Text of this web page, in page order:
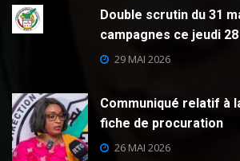
Double scrutin du 31
campagnes ce jeudi
29 MAI 2026
Communiqué relatif à
fiche de procuration
26 MAI 2026